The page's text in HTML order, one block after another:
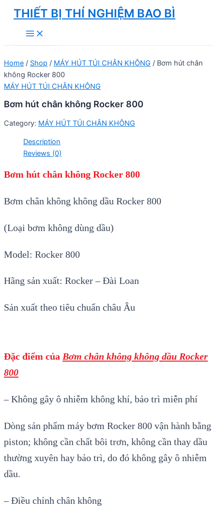
Skip
content
THIẾT BỊ THÍ NGHIỆM BAO BÌ
Main
Menu
Home / Shop / MÁY HÚT TÚI CHÂN KHÔNG / Bơm hút chân
không Rocker 800
MÁY HÚT TÚI CHÂN KHÔNG
Bơm hút chân không Rocker 800
Category: MÁY HÚT TÚI CHÂN KHÔNG
Description
Reviews (0)
Bơm hút chân không Rocker 800
Bơm chân không không dầu Rocker 800
(Loại bơm không dùng dầu)
Model: Rocker 800
Hãng sản xuất: Rocker – Đài Loan
Sản xuất theo tiêu chuẩn châu Âu
Đặc điểm của Bơm chân không không dầu Rocker
800
– Không gây ô nhiễm không khí, bảo trì miễn phí
Dòng sản phẩm máy bơm Rocker 800 vận hành bằng
piston; không cần chất bôi trơn, không cần thay dầu
thường xuyên hay bảo trì, do đó không gây ô nhiễm
dầu.
– Điều chỉnh chân không